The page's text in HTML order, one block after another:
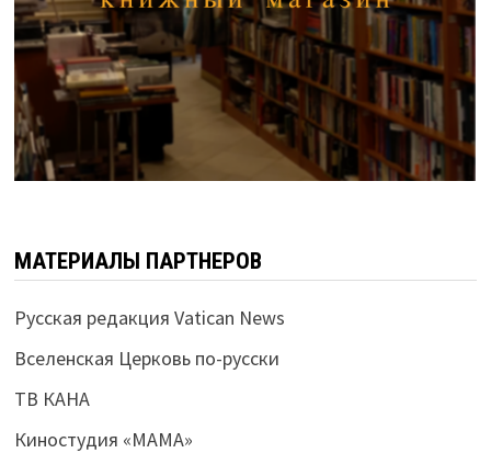
МАТЕРИАЛЫ ПАРТНЕРОВ
Русская редакция Vatican News
Вселенская Церковь по-русски
ТВ КАНА
Киностудия «МАМА»